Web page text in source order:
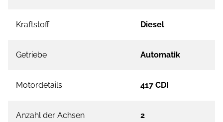
Kraftstoff Diesel
Getriebe Automatik
Motordetails 417 CDI
Anzahl der Achsen 2